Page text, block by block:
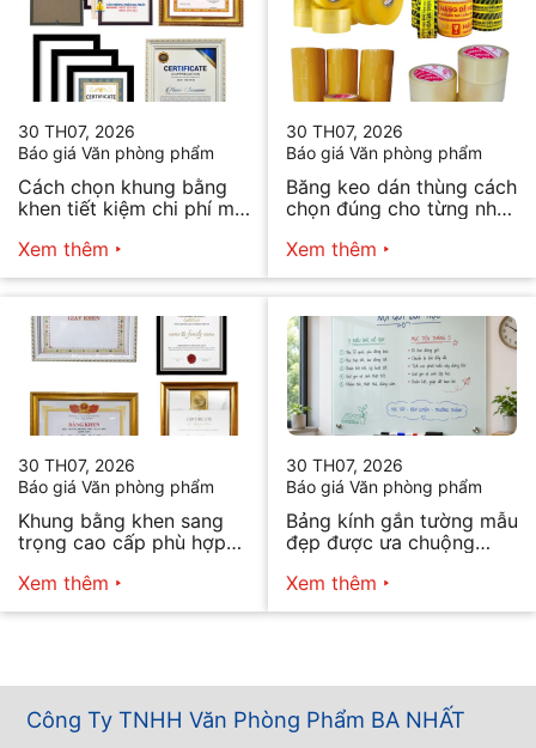
30 TH07, 2026
Báo giá Văn phòng phẩm
Cách chọn khung bằng
khen tiết kiệm chi phí mà
Xem thêm
30 TH07, 2026
Báo giá Văn phòng phẩm
Băng keo dán thùng cách
chọn đúng cho từng nhu
Xem thêm
30 TH07, 2026
Báo giá Văn phòng phẩm
Khung bằng khen sang
trọng cao cấp phù hợp
Xem thêm
30 TH07, 2026
Báo giá Văn phòng phẩm
Bảng kính gắn tường mẫu
đẹp được ưa chuộng
Xem thêm
Công Ty TNHH Văn Phòng Phẩm BA NHẤT